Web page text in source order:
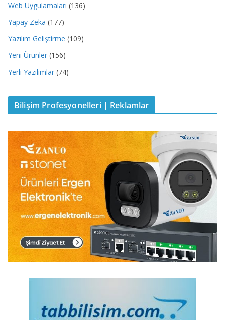
Web Uygulamaları (136)
Yapay Zeka (177)
Yazılım Geliştirme (109)
Yeni Ürünler (156)
Yerli Yazılımlar (74)
Bilişim Profesyonelleri | Reklamlar